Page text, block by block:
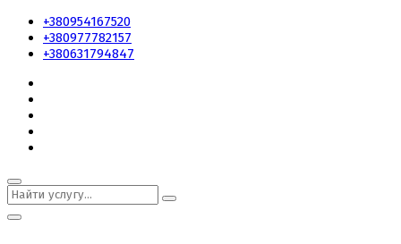
+380954167520
+380977782157
+380631794847